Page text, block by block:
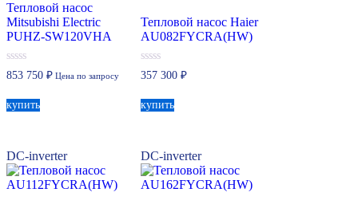
Тепловой насос
Mitsubishi Electric
PUHZ-SW120VHA
0
из
853 750 ₽ Цена по запросу
купить
Тепловой насос Haier
AU082FYCRA(HW)
0
из
357 300₽
купить
DC-inverter DC-inverter